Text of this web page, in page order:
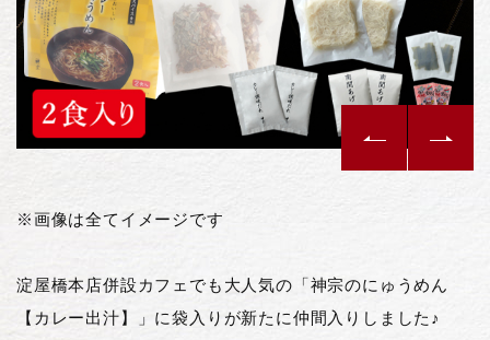
※画像は全てイメージです
淀屋橋本店併設カフェでも大人気の「神宗のにゅうめん
【カレー出汁】」に袋入りが新たに仲間入りしました♪